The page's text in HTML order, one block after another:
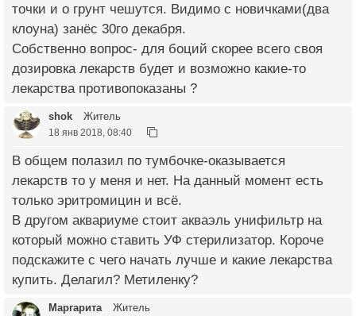
точки и о грунт чешутся. Видимо с новичками(два
клоуна) занёс 30го декабря.
Собственно вопрос- для боций скорее всего своя
дозировка лекарств будет и возможно какие-то
лекарства противопоказаны ?
shok Житель
18 янв 2018, 08:40
В общем полазил по тумбочке-оказывается
лекарств то у меня и нет. На данный момент есть
только эритромицин и всё.
В другом аквариуме стоит акваэль унифильтр на
который можно ставить УФ стерилизатор. Короче
подскажите с чего начать лучше и какие лекарства
купить. Делагил? Метиленку?
Маргарита Житель